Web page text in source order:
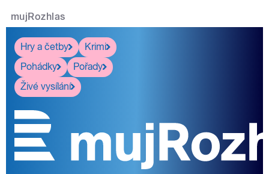
mujRozhlas
Hry a četby
Krimi
Pohádky
Pořady
Živé vysílání